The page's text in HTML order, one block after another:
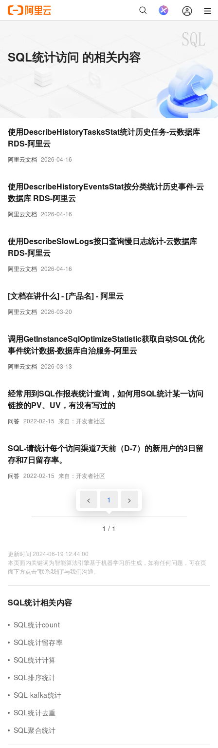
SQL统计访问 的相关内容
阿里云文档 2026-04-16
使用DescribeHistoryTasksStat统计历史任务-云数据库
RDS-阿里云
阿里云文档 2026-04-16
使用DescribeHistoryEventsStat按分类统计历史事件-云
数据库 RDS-阿里云
阿里云文档 2026-04-16
使用DescribeSlowLogs接口查询慢日志统计-云数据库
RDS-阿里云
阿里云文档 2026-03-20
[文档在讲什么] - [产品名] - 阿里云
阿里云文档 2026-03-13
调用GetInstanceSqlOptimizeStatistic获取自动SQL优化
事件统计数据-数据库自治服务-阿里云
问答 2022-02-15 来自：开发者社区
经常用到SQL作报表统计查询，如何用SQL统计某一访问
链接的PV、UV，有没有写过的
问答 2022-02-15 来自：开发者社区
SQL-请统计每个访问渠道7天前（D-7）的新用户的3日留
存和7日留存率。
< 1 >
1 / 1
更新时间 2024-06-19 12:44:00
本页面内关键词为智能算法引擎基于机器学习所生成，如有任何问题，可在页
面下方点击"联系我们"与我们沟通。
SQL统计相关内容
SQL统计count
SQL统计留存率
SQL统计计算
SQL排序统计
SQL kafka统计
SQL统计去重
SQL聚合统计